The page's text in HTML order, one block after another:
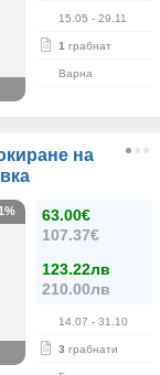
15.05 - 29.11
1 грабнат
Варна
на
63.00€
107.37€
123.22лв
210.00лв
14.07 - 31.10
3 грабнати